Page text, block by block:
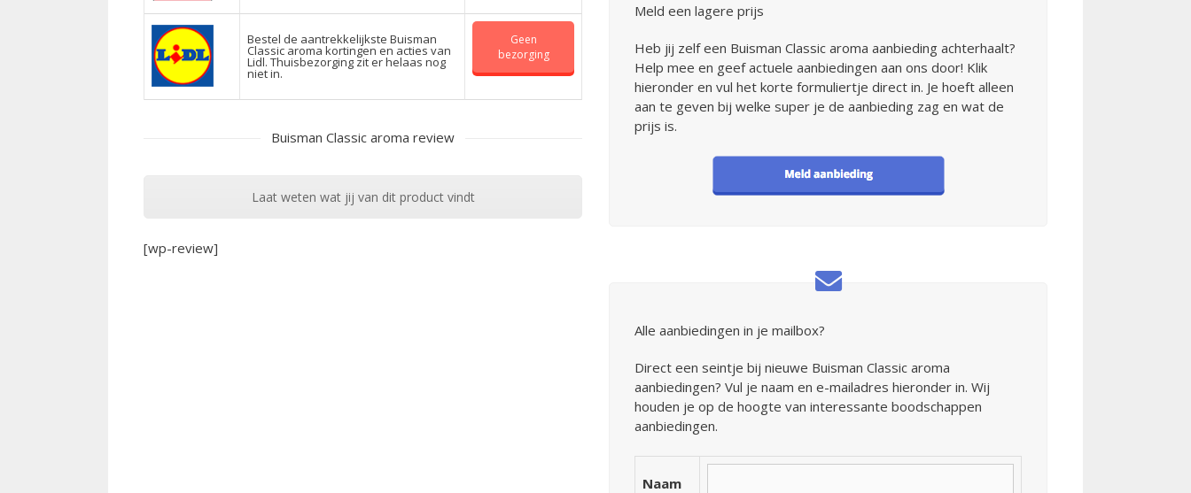
Bestel de aantrekkelijkste Buisman
Classic aroma kortingen en acties van
Lidl. Thuisbezorging zit er helaas nog
niet in.
Geen
bezorging
Buisman Classic aroma review
Laat weten wat jij van dit product vindt
[wp-review]
Meld een lagere prijs
Heb jij zelf een Buisman Classic aroma aanbieding achterhaalt?
Help mee en geef actuele aanbiedingen aan ons door! Klik
hieronder en vul het korte formuliertje direct in. Je hoeft alleen
aan te geven bij welke super je de aanbieding zag en wat de
prijs is.
Alle aanbiedingen in je mailbox?
Direct een seintje bij nieuwe Buisman Classic aroma
aanbiedingen? Vul je naam en e-mailadres hieronder in. Wij
houden je op de hoogte van interessante boodschappen
aanbiedingen.
Naam